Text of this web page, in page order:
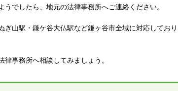
でしたら、地元の法律事務所へご連絡ください。
山駅・鎌ケ谷大仏駅など鎌ヶ谷市全域に対応しており
事務所へ相談してみましょう。